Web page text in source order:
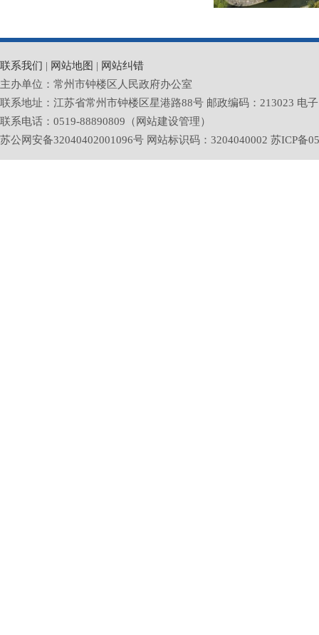
联系我们 | 网站地图 | 网站纠错
主办单位：常州市钟楼区人民政府办公室
联系地址：江苏省常州市钟楼区星港路88号 邮政编码：213023 电
联系电话：0519-88890809（网站建设管理）
苏公网安备32040402001096号 网站标识码：3204040002 苏ICP备